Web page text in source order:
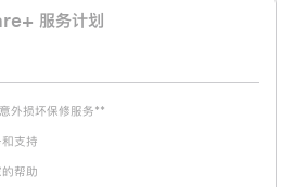
服务计‍划
外损坏保修服务**
支持
帮助